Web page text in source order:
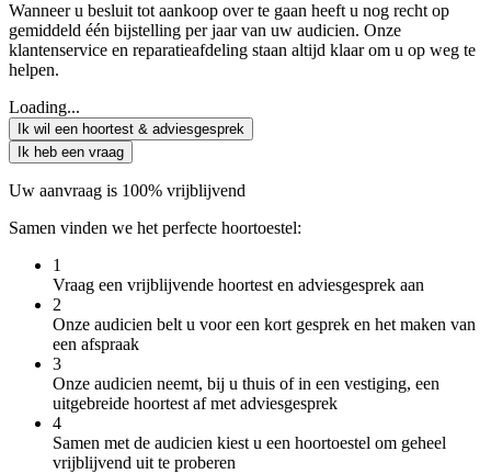
Wanneer u besluit tot aankoop over te gaan heeft u nog recht op
gemiddeld één bijstelling per jaar van uw audicien. Onze
klantenservice en reparatieafdeling staan altijd klaar om u op weg te
helpen.
Loading...
Ik wil een hoortest & adviesgesprek
Ik heb een vraag
Uw aanvraag is 100% vrijblijvend
Samen vinden we het perfecte hoortoestel:
1
Vraag een vrijblijvende hoortest en adviesgesprek aan
2
Onze audicien belt u voor een kort gesprek en het maken van
een afspraak
3
Onze audicien neemt, bij u thuis of in een vestiging, een
uitgebreide hoortest af met adviesgesprek
4
Samen met de audicien kiest u een hoortoestel om geheel
vrijblijvend uit te proberen